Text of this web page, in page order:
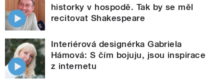
historky v hospodě. Tak by se měl
recitovat Shakespeare
Interiérová designérka Gabriela
Hámová: S čím bojuju, jsou inspirace
z internetu